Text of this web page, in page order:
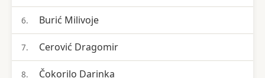
6. Burić Milivoje
7. Cerović Dragomir
8. Čokorilo Darinka